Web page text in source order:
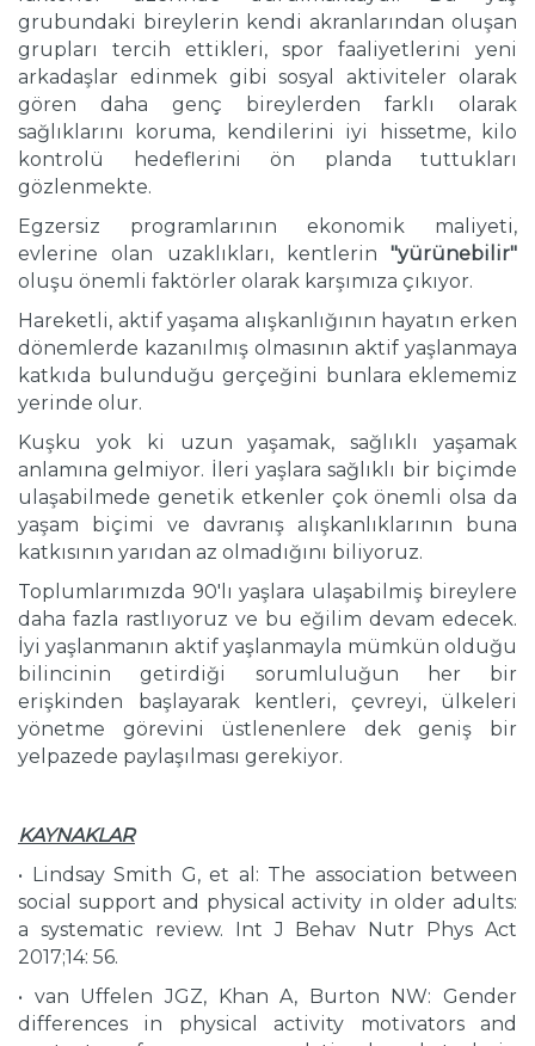
grubundaki bireylerin kendi akranlarından oluşan
grupları tercih ettikleri, spor faaliyetlerini yeni
arkadaşlar edinmek gibi sosyal aktiviteler olarak
gören daha genç bireylerden farklı olarak
sağlıklarını koruma, kendilerini iyi hissetme, kilo
kontrolü hedeflerini ön planda tuttukları
gözlenmekte.
Egzersiz programlarının ekonomik maliyeti,
evlerine olan uzaklıkları, kentlerin "yürünebilir"
oluşu önemli faktörler olarak karşımıza çıkıyor.
Hareketli, aktif yaşama alışkanlığının hayatın erken
dönemlerde kazanılmış olmasının aktif yaşlanmaya
katkıda bulunduğu gerçeğini bunlara eklememiz
yerinde olur.
Kuşku yok ki uzun yaşamak, sağlıklı yaşamak
anlamına gelmiyor. İleri yaşlara sağlıklı bir biçimde
ulaşabilmede genetik etkenler çok önemli olsa da
yaşam biçimi ve davranış alışkanlıklarının buna
katkısının yarıdan az olmadığını biliyoruz.
Toplumlarımızda 90'lı yaşlara ulaşabilmiş bireylere
daha fazla rastlıyoruz ve bu eğilim devam edecek.
İyi yaşlanmanın aktif yaşlanmayla mümkün olduğu
bilincinin getirdiği sorumluluğun her bir
erişkinden başlayarak kentleri, çevreyi, ülkeleri
yönetme görevini üstlenenlere dek geniş bir
yelpazede paylaşılması gerekiyor.
KAYNAKLAR
• Lindsay Smith G, et al: The association between
social support and physical activity in older adults:
a systematic review. Int J Behav Nutr Phys Act
2017;14: 56.
• van Uffelen JGZ, Khan A, Burton NW: Gender
differences in physical activity motivators and